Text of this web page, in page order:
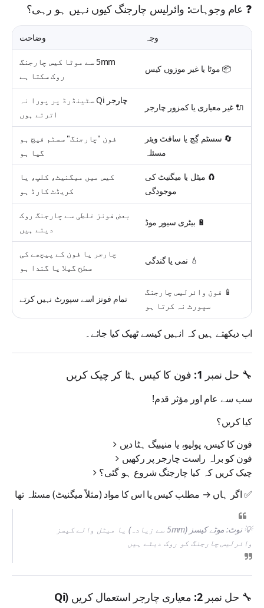
❓ عام وجوہات: وائرلیس چارجنگ کیوں نہیں ہو رہی؟
وجہ وضاحت
📦 موٹا یا غیر موزوں کیس
5mm سے موٹا کیس چارجنگ
روک سکتا ہے
🔌 غیر معیاری یا کمزور چارجر
چارجر Qi سٹینڈرڈ پر پورا نہ
اترتے ہوں
🔄 سسٹم گِچ یا سافٹ ویئر
مسئلہ
فون "چارجنگ" سسٹم فیچ ہو
گیا ہو
🧲 میٹل یا میگنیٹ کی
موجودگی
کیس میں میگنیٹ، کلپ، یا
کریڈٹ کارڈ ہو
🔋 بیٹری سیور موڈ
بعض فونز غلطی سے چارجنگ روک
دیتے ہیں
💧 نمی یا گندگی
چارجر یا فون کے پیچھے کی
سطح گیلا یا گندا ہو
📱 فون وائرلیس چارجنگ
سپورٹ نہ کرتا ہو
تمام فونز اسے سپورٹ نہیں کرتے
اب دیکھتے ہیں کہ انہیں کیسے ٹھیک کیا جائے۔
🔧 حل نمبر 1: فون کا کیس ہٹا کر چیک کریں
سب سے عام اور مؤثر قدم!
کیا کریں؟
فون کاکیس، پولیو، یا منیبیگ ہٹا دیں
فون کو براہ راست چارجر پر رکھیں
چیک کریں کہ کیا چارجنگ شروع ہو گئی؟
✅ اگر ہاں → مطلب کیس یا اس کا مواد (مثلاً میگنیٹ) مسئلہ تھا
💡 نوٹ: موٹے کیسز (5mm سے زیادہ) یا میٹل والے کیسز
وائرلیس چارجنگ کو روک دیتے ہیں
🔧 حل نمبر 2: معیاری چارجر استعمال کریں (Qi